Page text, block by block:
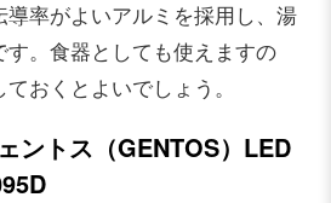
率がよいアルミを採用し、湯
。食器としても使えますの
おくとよいでしょう。
ントス（GENTOS）LED